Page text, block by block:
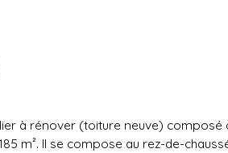
à rénover (toiture neuve)
m². Il se compose au rez-de-